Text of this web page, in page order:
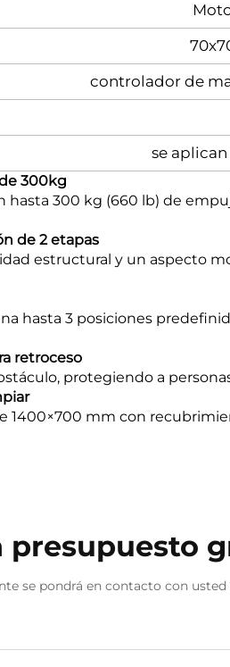
controlador de
se
300kg
300 kg (660 lb) de
de 2 etapas
estructural y un aspecto
3 posiciones
retroceso
protegiendo a
1400×700 mm con
presupuesto
se pondrá en contacto con